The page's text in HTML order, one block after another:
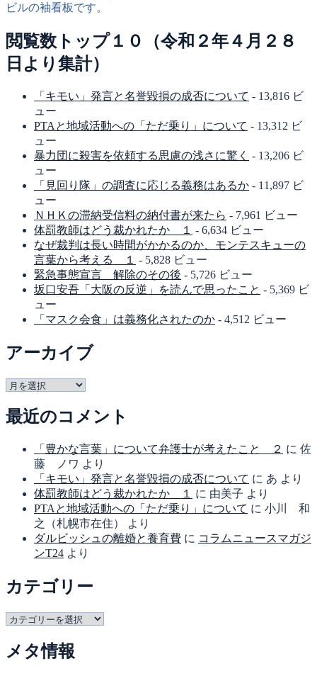
ビルの袖看板です。
閲覧数トップ１０（令和２年４月２８
日より集計）
「キモい」発言と名誉毀損の成否について - 13,816 ビ
ュー
PTAと地域活動への「ただ乗り」について - 13,312 ビ
ュー
暴力団に殺害を依頼する思慮の浅さに驚く - 13,206 ビ
ュー
「見回り隊」の調査に応じる義務はあるか - 11,897 ビ
ュー
ＮＨＫの滞納受信料の納付書が来たら - 7,961 ビュー
体罰教師はどう裁かれたか １
- 6,634 ビュー
なぜ裁判は長い時間がかかるのか、モンテスキューの
言葉から考える １
- 5,828 ビュー
緊急事態宣言 解除のその後 - 5,726 ビュー
坂口安吾「大阪の反逆」を読んで思ったこと - 5,369 ビ
ュー
「マスク会食」は義務化されたのか - 4,512 ビュー
アーカイブ
ア
カ
最近のコメント
「豊かな言葉」について弁護士が考えたこと ２ に 佐
藤 ノワ より
「キモい」発言と名誉毀損の成否について に あ より
体罰教師はどう裁かれたか １
に 由美子 より
PTAと地域活動への「ただ乗り」について に 小川 和
之（札幌市在住）
より
ダルビッシュの離婚と養育費 に コラムニュースマガジ
ンT24 より
カテゴリー
カ
ゴ
メタ情報